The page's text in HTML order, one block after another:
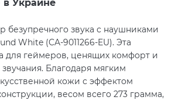
безупречного звука с наушниками
White (CA-9011266-EU). Эта
для геймеров, ценящих комфорт и
Благодаря мягким
кожи с эффектом
весом всего 273 грамма,